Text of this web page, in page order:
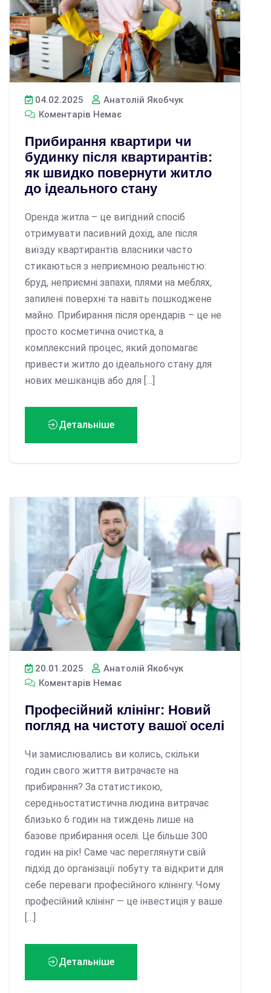
04.02.2025
Анатолій Якобчук
Коментарів Немає
Прибирання квартири чи
будинку після квартирантів:
як швидко повернути житло
до ідеального стану
Оренда житла – це вигідний спосіб
отримувати пасивний дохід, але після
виїзду квартирантів власники часто
стикаються з неприємною реальністю:
бруд, неприємні запахи, плями на меблях,
запилені поверхні та навіть пошкоджене
майно. Прибирання після орендарів – це не
просто косметична очистка, а
комплексний процес, який допомагає
привести житло до ідеального стану для
нових мешканців або для […]
Детальніше
20.01.2025
Анатолій Якобчук
Коментарів Немає
Професійний клінінг: Новий
погляд на чистоту вашої оселі
Чи замислювались ви колись, скільки
годин свого життя витрачаєте на
прибирання? За статистикою,
середньостатистична людина витрачає
близько 6 годин на тиждень лише на
базове прибирання оселі. Це більше 300
годин на рік! Саме час переглянути свій
підхід до організації побуту та відкрити для
себе переваги професійного клінінгу. Чому
професійний клінінг — це інвестиція у ваше
[…]
Детальніше